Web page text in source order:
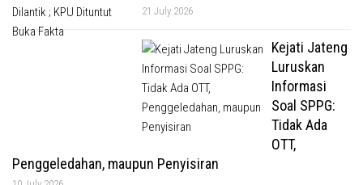
21 July 2026
Kejati Jateng
Luruskan
Informasi
Soal SPPG:
Tidak Ada
OTT,
Penggeledahan, maupun Penyisiran